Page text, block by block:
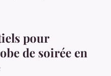
pour
de soirée en